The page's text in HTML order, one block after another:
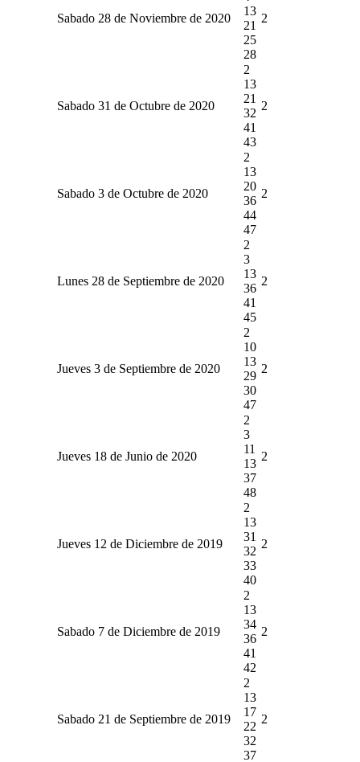
Sabado 28 de Noviembre de 2020
13
21
25
28
2
Sabado 31 de Octubre de 2020
2
13
21
32
41
43
2
Sabado 3 de Octubre de 2020
2
13
20
36
44
47
2
Lunes 28 de Septiembre de 2020
2
3
13
36
41
45
2
Jueves 3 de Septiembre de 2020
2
10
13
29
30
47
2
Jueves 18 de Junio de 2020
2
3
11
13
37
48
2
Jueves 12 de Diciembre de 2019
2
13
31
32
33
40
2
Sabado 7 de Diciembre de 2019
2
13
34
36
41
42
2
Sabado 21 de Septiembre de 2019
2
13
17
22
32
37
2